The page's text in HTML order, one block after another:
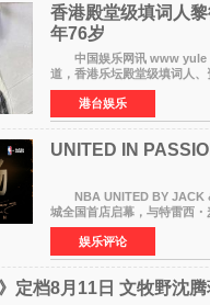
香港殿堂级填词人
年76岁​
中国娱乐网讯 www yule
道，香港乐坛殿堂级填词人
月5日上午因病离世，终年76
露，黎彼得今年3月中风后便
持续衰退，最
港台娱乐
UNITED IN
NBA UNITED BY JACK
城全国首店启幕，与特雷西
爱 2026 年7 月21 日，
州正弘城正式启幕。NBA 传
娱乐评论
定档8月11日 文牧野沈